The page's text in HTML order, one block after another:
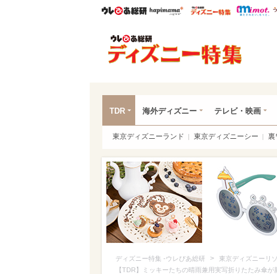
ウレぴあ総研ハピママ* ウレぴあ
TDR 海外ディズニー テレビ・映画
東京ディズニーランド 東京ディズニーシー 裏
ディズニー特集 -ウレぴあ総研 > 東京ディズニーリ
【TDR】ミッキーたちの晴雨兼用実写折りたたみ傘が